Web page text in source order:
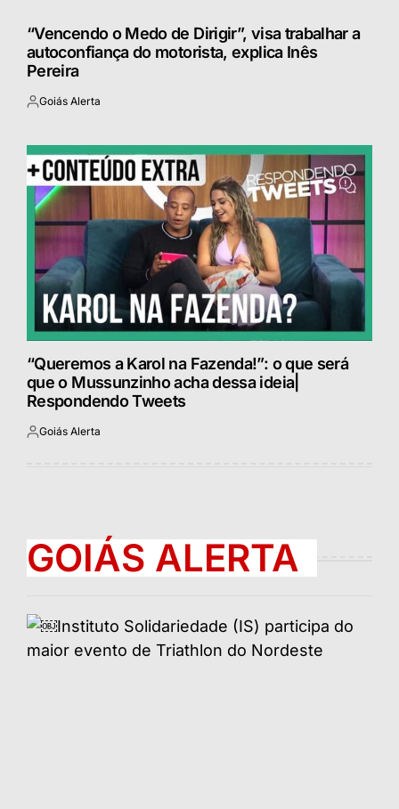
“Vencendo o Medo de Dirigir”, visa trabalhar a
autoconfiança do motorista, explica Inês
Pereira
Postado
Goiás Alerta
“Queremos a Karol na Fazenda!”: o que será
que o Mussunzinho acha dessa ideia|
Respondendo Tweets
Postado
Goiás Alerta
GOIÁS ALERTA